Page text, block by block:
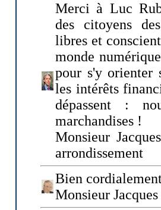
Merci à Luc
des citoyens
libres et
monde
pour s'y orienter
les intérêts
dépassent :
marchandises !
Monsieur
arrondissement
Bien
Monsieur